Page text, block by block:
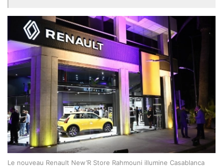
Le nouveau Renault New’R Store Rahmouni illumine Casablanca